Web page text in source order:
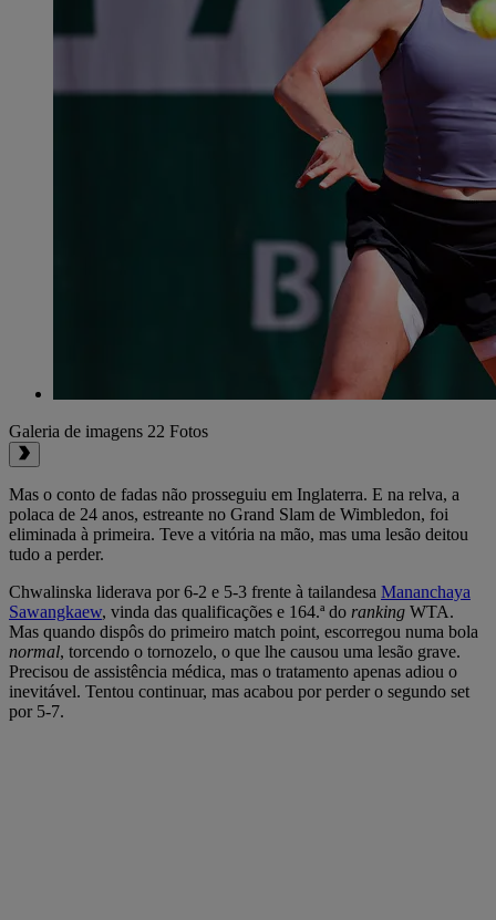
Galeria de imagens 22 Fotos
Mas o conto de fadas não prosseguiu em Inglaterra. E na relva, a
polaca de 24 anos, estreante no Grand Slam de Wimbledon, foi
eliminada à primeira. Teve a vitória na mão, mas uma lesão deitou
tudo a perder.
Chwalinska liderava por 6-2 e 5-3 frente à tailandesa Mananchaya
Sawangkaew, vinda das qualificações e 164.ª do ranking WTA.
Mas quando dispôs do primeiro match point, escorregou numa bola
normal, torcendo o tornozelo, o que lhe causou uma lesão grave.
Precisou de assistência médica, mas o tratamento apenas adiou o
inevitável. Tentou continuar, mas acabou por perder o segundo set
por 5-7.